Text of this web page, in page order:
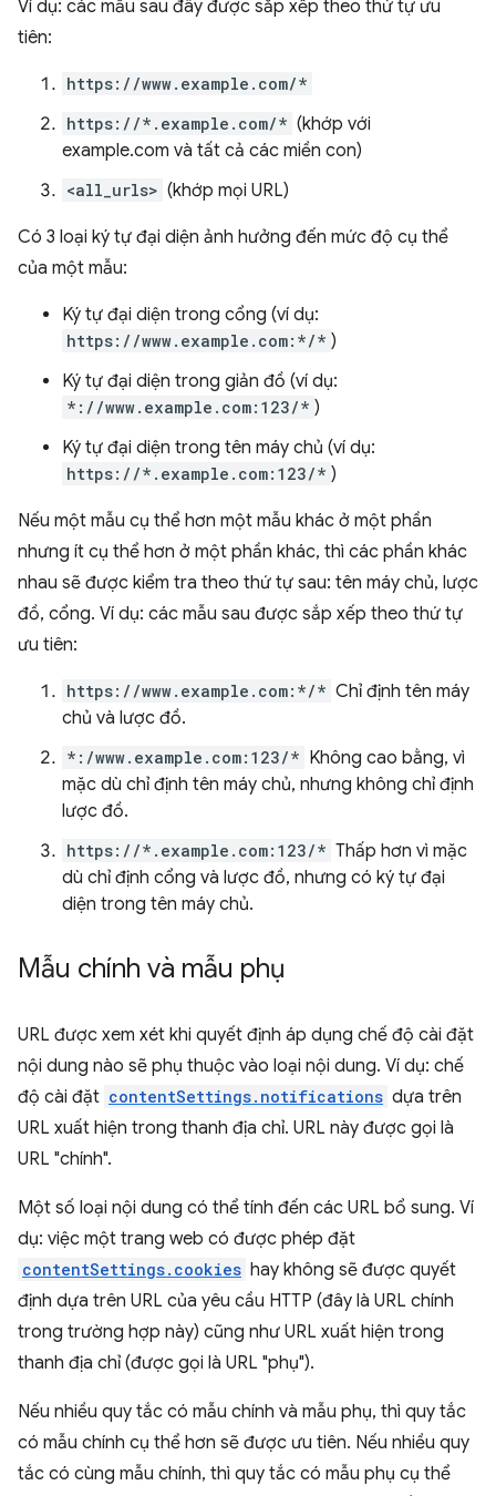
Ví dụ: các mẫu sau đây được sắp xếp theo thứ tự ưu
tiên:
https://www.example.com/*
https://*.example.com/* (khớp với
example.com và tất cả các miền con)
<all_urls> (khớp mọi URL)
Có 3 loại ký tự đại diện ảnh hưởng đến mức độ cụ thể
của một mẫu:
Ký tự đại diện trong cổng (ví dụ:
https://www.example.com:*/* )
Ký tự đại diện trong giản đồ (ví dụ:
*://www.example.com:123/* )
Ký tự đại diện trong tên máy chủ (ví dụ:
https://*.example.com:123/* )
Nếu một mẫu cụ thể hơn một mẫu khác ở một phần
nhưng ít cụ thể hơn ở một phần khác, thì các phần khác
nhau sẽ được kiểm tra theo thứ tự sau: tên máy chủ, lược
đồ, cổng. Ví dụ: các mẫu sau được sắp xếp theo thứ tự
ưu tiên:
https://www.example.com:*/* Chỉ định tên máy
chủ và lược đồ.
*:/www.example.com:123/* Không cao bằng, vì
mặc dù chỉ định tên máy chủ, nhưng không chỉ định
lược đồ.
https://*.example.com:123/* Thấp hơn vì mặc
dù chỉ định cổng và lược đồ, nhưng có ký tự đại
diện trong tên máy chủ.
Mẫu chính và mẫu phụ
URL được xem xét khi quyết định áp dụng chế độ cài đặt
nội dung nào sẽ phụ thuộc vào loại nội dung. Ví dụ: chế
độ cài đặt contentSettings.notifications dựa trên
URL xuất hiện trong thanh địa chỉ. URL này được gọi là
URL "chính".
Một số loại nội dung có thể tính đến các URL bổ sung. Ví
dụ: việc một trang web có được phép đặt
contentSettings.cookies hay không sẽ được quyết
định dựa trên URL của yêu cầu HTTP (đây là URL chính
trong trường hợp này) cũng như URL xuất hiện trong
thanh địa chỉ (được gọi là URL "phụ").
Nếu nhiều quy tắc có mẫu chính và mẫu phụ, thì quy tắc
có mẫu chính cụ thể hơn sẽ được ưu tiên. Nếu nhiều quy
tắc có cùng mẫu chính, thì quy tắc có mẫu phụ cụ thể